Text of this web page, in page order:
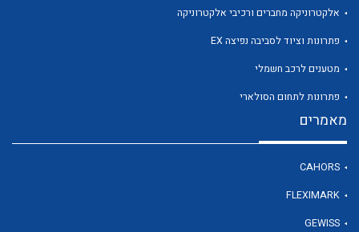
לכל מוצרי היצרן
אלקטרוניקה מחברים ורכיבי אלקטרוניקה
פתרונות וציוד לסביבה נפיצה EX
מטענים לרכב חשמלי
פתרונות לתחום הסולארי
מאמרים
CAHORS
FLEXIMARK
GEWISS